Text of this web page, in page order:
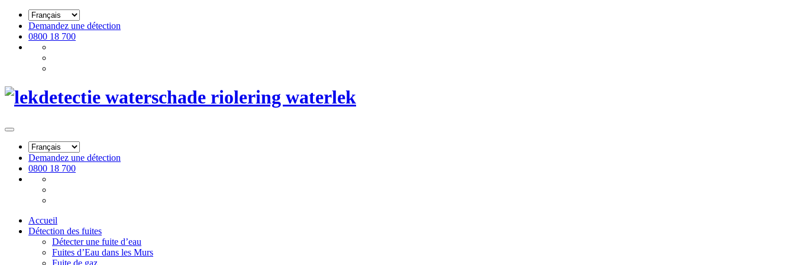
Demandez une détection
0800 18 700
Demandez une détection
0800 18 700
Accueil
Détection des fuites
Détecter une fuite d’eau
Fuites d’Eau dans les Murs
Fuite de gaz